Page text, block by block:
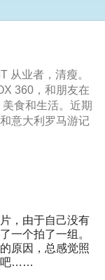
从业者，清瘦。
360，和朋友在
食和生活。近期
意大利罗马游记
，由于自己没有
一个拍了一组。
原因，总感觉照
吧……